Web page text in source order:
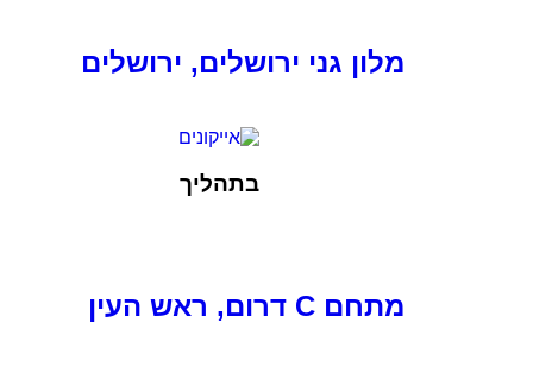
מלון גני ירושלים, ירושלים
בתהליך
מתחם C דרום, ראש העין